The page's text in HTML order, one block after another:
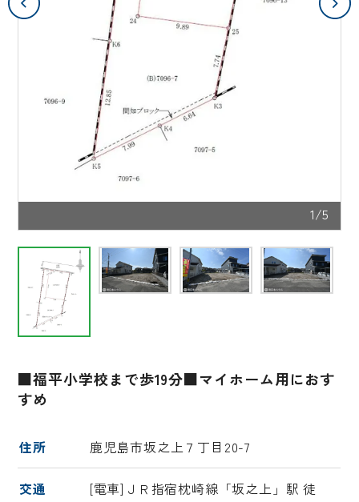
1/5
■福平小学校まで歩19分■マイホーム用におす
すめ
住所 鹿児島市坂之上７丁目20-7
交通
[電車]ＪＲ指宿枕崎線「坂之上」駅 徒